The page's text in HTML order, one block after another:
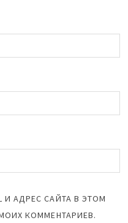
И АДРЕС САЙТА В ЭТОМ
КОММЕНТАРИЕВ.